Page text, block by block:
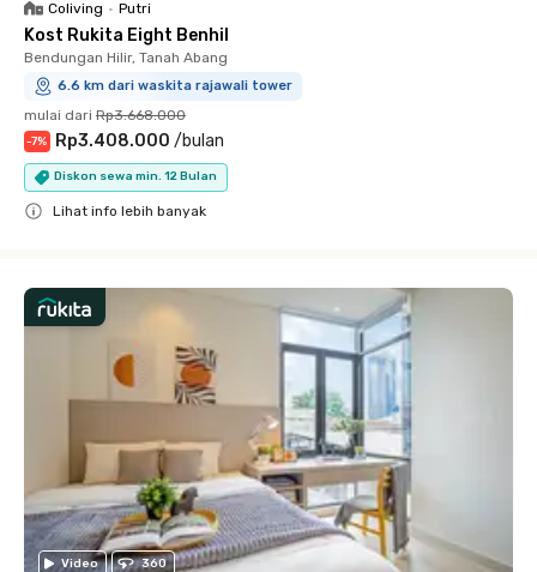
Coliving • Putri
Kost Rukita Eight Benhil
Bendungan Hilir, Tanah Abang
6.6 km dari waskita rajawali tower
mulai dari Rp3.668.000
-7% Rp3.408.000 /bulan
Diskon sewa min. 12 Bulan
Lihat info lebih banyak
Video 360